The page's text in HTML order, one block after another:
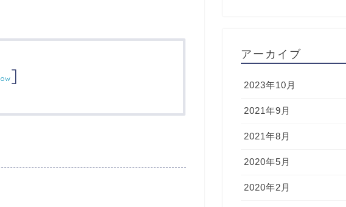
]
アーカイブ
2023年10月
2021年9月
2021年8月
2020年5月
2020年2月